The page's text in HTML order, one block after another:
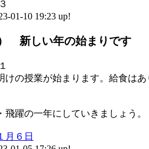
01-10 19:23 up!
新しい年の始まりです
けの授業が始まります。給食はあ
飛躍の一年にしていきましょう。
月６日